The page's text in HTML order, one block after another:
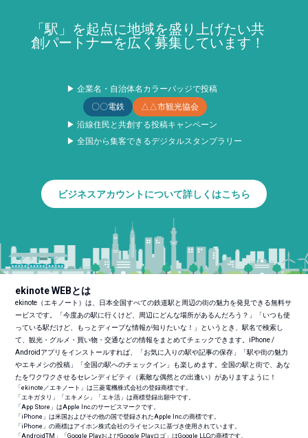
「駅」を起点に地域を盛り上げたい共
創パートナーを広く募集しています！
▶ 企業名・自治体名カラーバッジで投稿
〇〇電鉄
△△市観光協会
▶ 沿線住民と共創する投稿キャンペーン
▶ 全国から集客できるデジタルスタンプラリー
ビジネスアカウントについて詳しくはこちら
ekinote WEBとは
ekinote（エキノート）は、日本全国すべての鉄道駅と周辺の街の魅力を発見できる無料サ
ービスです。「今度あの駅に行くけど、周辺にどんな場所があるんだろう？」「いつも使
っている駅だけど、もっとディープな情報が知りたいな！」というとき、駅名で検索し
て、観光・グルメ・買い物・交通などの情報をまとめてチェックできます。iPhone /
Androidアプリをインストールすれば、「お気に入りの駅や記事の保存」「駅や街の魅力
やエキメシの投稿」「全国の駅へのチェックイン」も楽しめます。全国の駅と街で、あな
たをワクワクさせるセレンディピティ（素敵な偶然との出逢い）がありますように！
「ekinote／エキノート」は三菱電機株式会社の登録商標です。
「エキガタリ」「エキメシ」「エキ活」は商標登録出願中です。
「App Store」はApple Inc.のサービスマークです。
「iPhone」は米国およびその他の国で登録されたApple Inc.の商標です。
「iPhone」の商標はアイホン株式会社のライセンスに基づき使用されています。
「AndroidTM 」「Google PlayおよびGoogle Playロゴ」はGoogle LLCの商標です。